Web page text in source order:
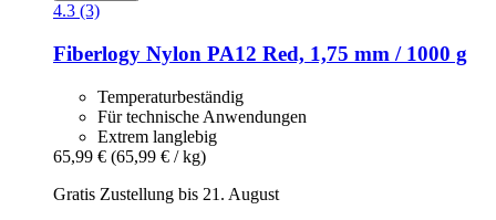
4.3 (3)
Fiberlogy Nylon PA12 Red, 1,75 mm / 1000 g
Temperaturbeständig
Für technische Anwendungen
Extrem langlebig
65,99 € (65,99 € / kg)
Gratis Zustellung bis 21. August